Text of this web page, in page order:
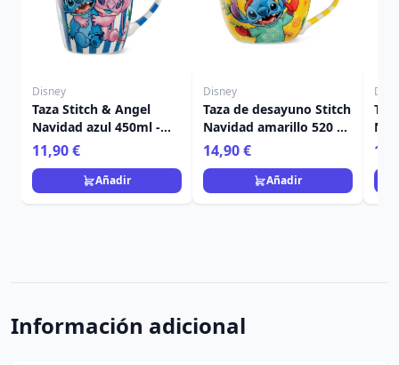
Disney
Taza Stitch & Angel
Navidad azul 450ml -
Egan Disney Home
11,90 €
Añadir
Disney
Taza de desayuno Stitch
Navidad amarillo 520 ml
- Egan Disney Home
14,90 €
Añadir
Información adicional